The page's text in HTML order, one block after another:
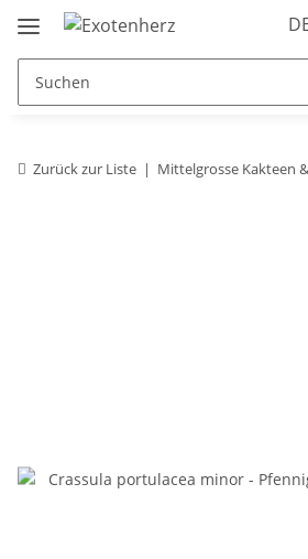
Zurück zur Liste Mittelgrosse Kakteen